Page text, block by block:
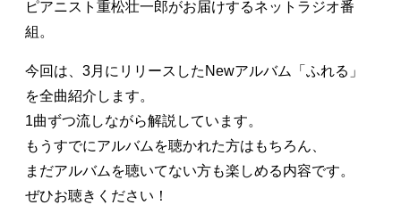
ピアニスト重松壮一郎がお届けするネットラジオ番
組。
今回は、3月にリリースしたNewアルバム「ふれる」
を全曲紹介します。
1曲ずつ流しながら解説しています。
もうすでにアルバムを聴かれた方はもちろん、
まだアルバムを聴いてない方も楽しめる内容です。
ぜひお聴きください！